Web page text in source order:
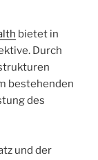
bietet in
Durch
bestehenden
des
und der